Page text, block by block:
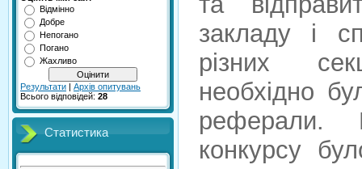
Відмінно
Добре
Непогано
Погано
Жахливо
Результати | Архів опитувань
Всього відповідей: 28
Статистика
закладу і
різних
необхідно
реферали.
конкурсу